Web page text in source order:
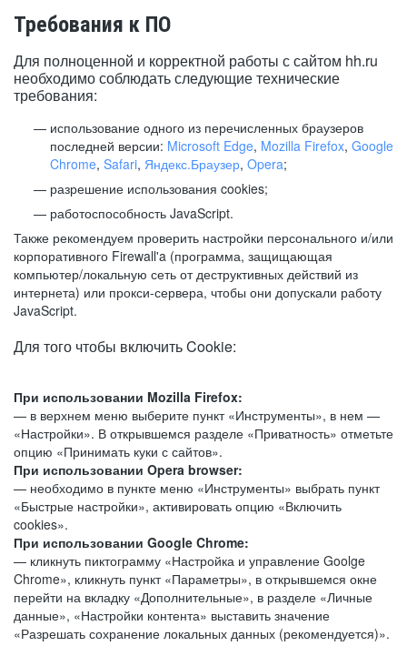
Требования к ПО
Для полноценной и корректной работы с сайтом hh.ru
необходимо соблюдать следующие технические
требования:
использование одного из перечисленных браузеров
последней версии: Microsoft Edge, Mozilla Firefox, Google
Chrome, Safari, Яндекс.Браузер, Opera;
разрешение использования cookies;
работоспособность JavaScript.
Также рекомендуем проверить настройки персонального и/или
корпоративного Firewall'a (программа, защищающая
компьютер/локальную сеть от деструктивных действий из
интернета) или прокси-сервера, чтобы они допускали работу
JavaScript.
Для того чтобы включить Cookie:
При использовании Mozilla Firefox:
— в верхнем меню выберите пункт «Инструменты», в нем —
«Настройки». В открывшемся разделе «Приватность» отметьте
опцию «Принимать куки с сайтов».
При использовании Opera browser:
— необходимо в пункте меню «Инструменты» выбрать пункт
«Быстрые настройки», активировать опцию «Включить
cookies».
При использовании Google Chrome:
— кликнуть пиктограмму «Настройка и управление Goolge
Chrome», кликнуть пункт «Параметры», в открывшемся окне
перейти на вкладку «Дополнительные», в разделе «Личные
данные», «Настройки контента» выставить значение
«Разрешать сохранение локальных данных (рекомендуется)».